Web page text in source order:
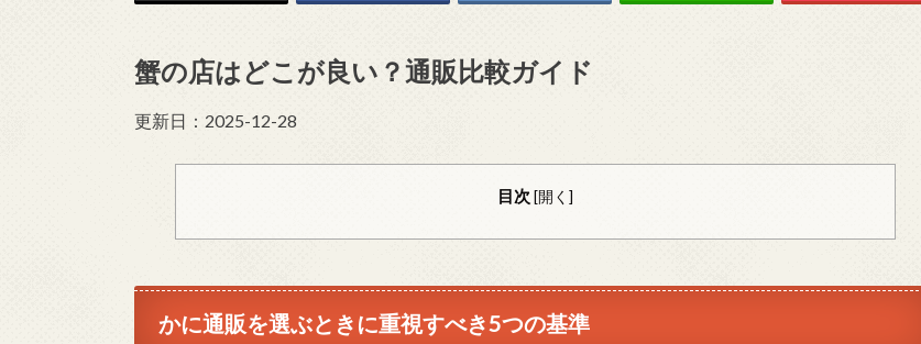
蟹の店はどこが良い？通販比較ガイド
更新日：2025-12-28
目次 [開く ]
かに通販を選ぶときに重視すべき5つの基準